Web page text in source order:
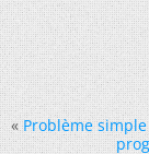
« Problème